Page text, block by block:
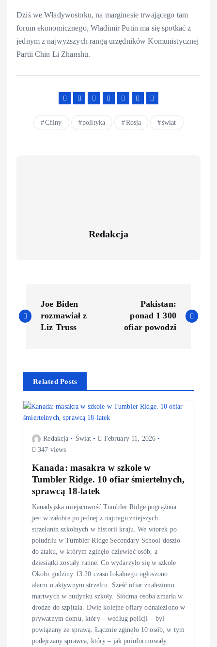
Dziś we Władywostoku, na marginesie trwającego tam
forum ekonomicznego, Władimir Putin ma się spotkać z
jednym z najwyższych rangą urzędników Komunistycznej
Partii Chin Li Zhanshu.
Chiny polityka Rosja świat
Redakcja
Joe Biden
rozmawiał z
Liz Truss
Pakistan:
ponad 1 300
ofiar powodzi
Related Posts
Redakcja Świat
February 11, 2026
347 views
Kanada: masakra w szkole w
Tumbler Ridge. 10 ofiar śmiertelnych,
sprawcą 18-latek
Kanadyjska miejscowość Tumbler Ridge pogrążona
jest w żałobie po jednej z najtragiczniejszych
strzelanin szkolnych w historii kraju. We wtorek po
południu w Tumbler Ridge Secondary School doszło
do ataku, w którym zginęło dziewięć osób, a
dziesiątki zostały ranne. Co wydarzyło się w szkole
Około godziny 13:20 czasu lokalnego ogłoszono
alarm o aktywnym strzelcu. Sześć ofiar znaleziono
martwych w budynku szkoły. Siódma osoba zmarła w
drodze do szpitala. Dwie kolejne ofiary odnaleziono w
prywatnym domu, który – według policji – był
powiązany ze sprawą. Łącznie zginęło 10 osób, w tym
podejrzany sprawca, który – jak poinformowały